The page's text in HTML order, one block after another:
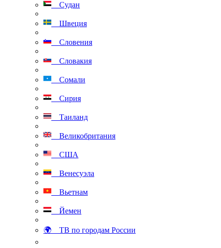
Судан
Швеция
Словения
Словакия
Сомали
Сирия
Таиланд
Великобритания
США
Венесуэла
Вьетнам
Йемен
🌍 ТВ по городам России